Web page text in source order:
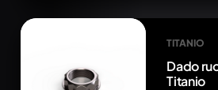
TITANIO
Dado
Titanio